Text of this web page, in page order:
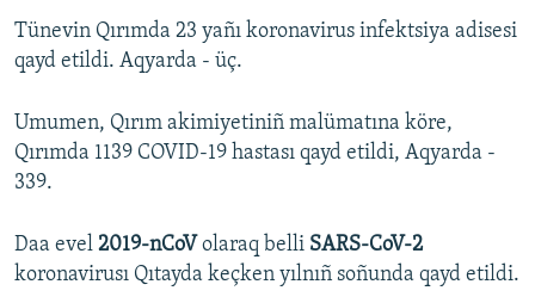
Tünevin Qırımda 23 yañı koronavirus infektsiya adisesi
qayd etildi. Aqyarda - üç.
Umumen, Qırım akimiyetiniñ malümatına köre,
Qırımda 1139 COVID-19 hastası qayd etildi, Aqyarda -
339.
Daa evel 2019-nCoV olaraq belli SARS-CoV-2
koronavirusı Qıtayda keçken yılnıñ soñunda qayd etildi.